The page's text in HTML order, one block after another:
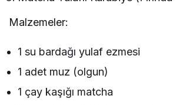
Malzemeler:
1 su bardağı yulaf ezmesi
1 adet muz (olgun)
1 çay kaşığı matcha